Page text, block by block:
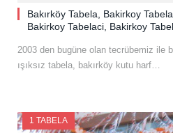
Bakırköy Tabela, Bakirkoy
Bakirkoy Tabelaci, Bakirkoy
2003 den bugüne olan tecrübemiz ile
ışıksız tabela, bakırköy kutu harf…
1 TABELA